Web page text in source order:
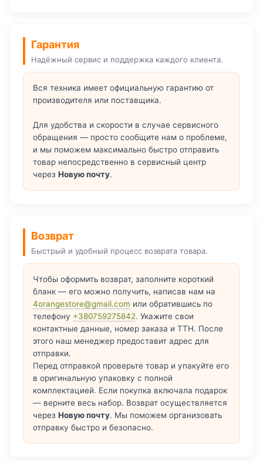
Гарантия
Надёжный сервис и поддержка каждого клиента.
Вся техника имеет официальную гарантию от
производителя или поставщика.
Для удобства и скорости в случае сервисного
обращения — просто сообщите нам о проблеме,
и мы поможем максимально быстро отправить
товар непосредственно в сервисный центр
через Новую почту.
Возврат
Быстрый и удобный процесс возврата товара.
Чтобы оформить возврат, заполните короткий
бланк — его можно получить, написав нам на
4orangestore@gmail.com или обратившись по
телефону +380759275842. Укажите свои
контактные данные, номер заказа и ТТН. После
этого наш менеджер предоставит адрес для
отправки.
Перед отправкой проверьте товар и упакуйте его
в оригинальную упаковку с полной
комплектацией. Если покупка включала подарок
— верните весь набор. Возврат осуществляется
через Новую почту. Мы поможем организовать
отправку быстро и безопасно.